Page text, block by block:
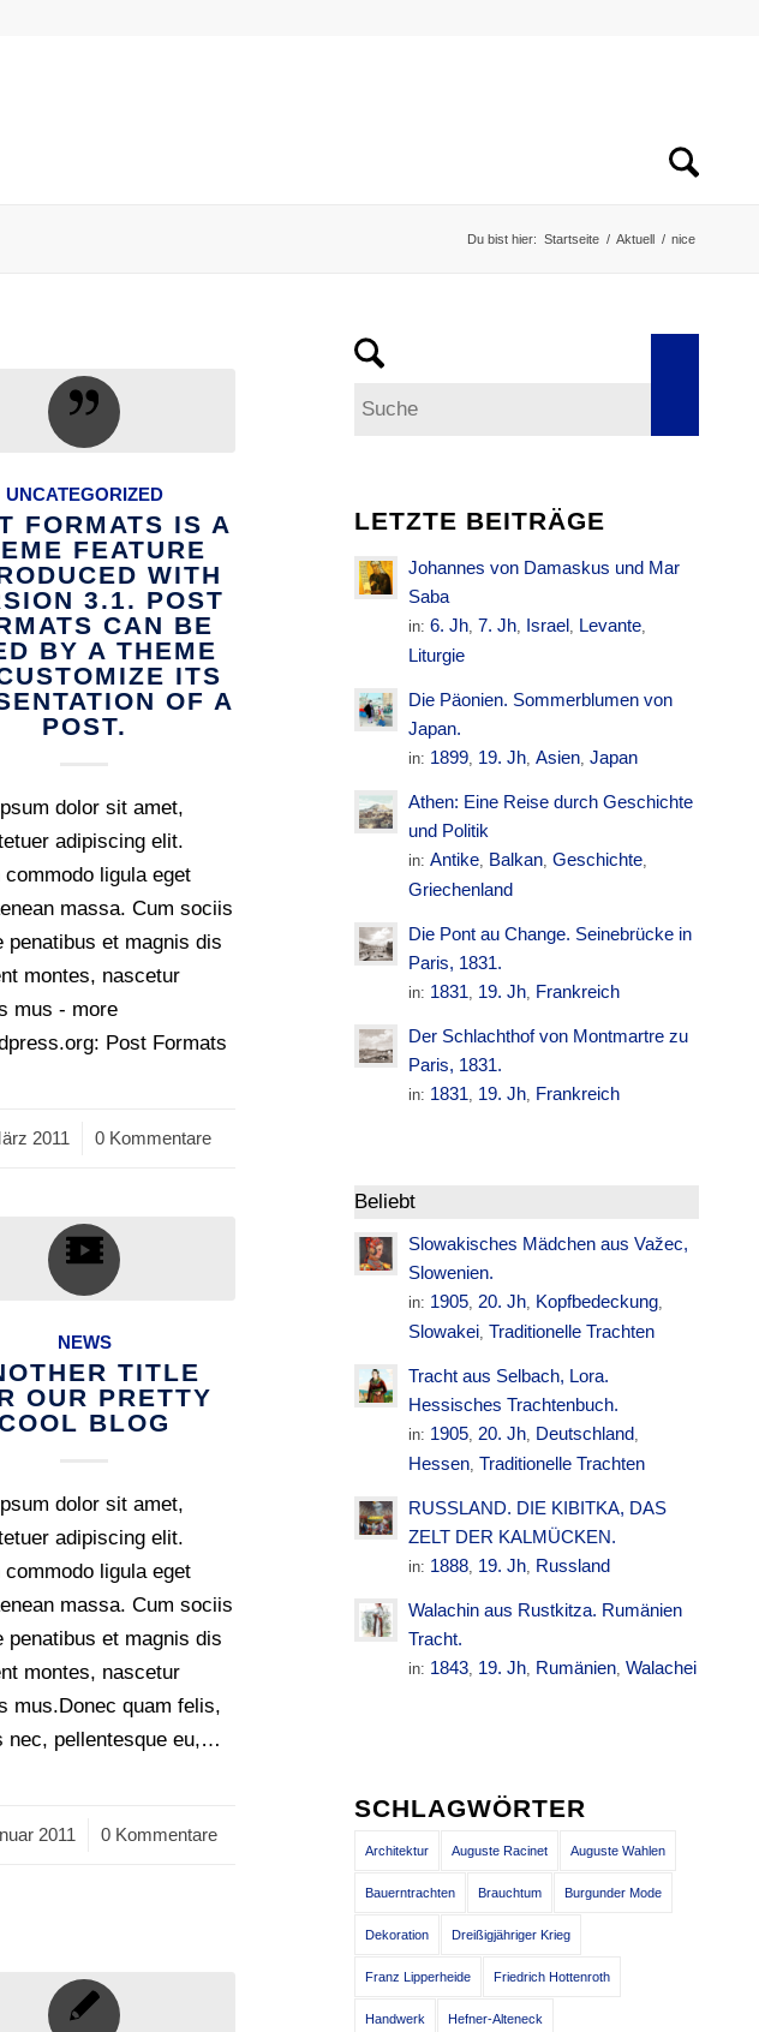
Du bist hier: Startseite / Aktuell / nice
UNCATEGORIZED
FORMATS IS A
FEATURE
WITH
3.1. POST
CAN BE
BY A THEME
ITS
OF A
POST.
dolor sit amet,
adipiscing elit.
commodo ligula eget
massa. Cum sociis
penatibus et magnis dis
montes, nascetur
mus - more
Post Formats
2011
/ 0 Kommentare
NEWS
TITLE
OUR PRETTY
BLOG
dolor sit amet,
adipiscing elit.
commodo ligula eget
massa. Cum sociis
penatibus et magnis dis
montes, nascetur
mus.Donec quam felis,
nec, pellentesque eu,…
2011
/ 0 Kommentare
LETZTE BEITRÄGE
Johannes von Damaskus und Mar
Saba
in:6. Jh, 7. Jh, Israel, Levante,
Liturgie
Die Päonien. Sommerblumen von
Japan.
in: 1899, 19. Jh,Asien,Japan
Athen: Eine Reise durch Geschichte
und Politik
in:Antike, Balkan,Geschichte,
Griechenland
Die Pont au Change. Seinebrücke in
Paris, 1831.
in: 1831, 19. Jh, Frankreich
Der Schlachthof von Montmartre zu
Paris, 1831.
in: 1831, 19. Jh, Frankreich
Beliebt
Slowakisches Mädchen aus Važec,
Slowenien.
in: 1905,20. Jh, Kopfbedeckung,
Slowakei, Traditionelle Trachten
Tracht aus Selbach, Lora.
Hessisches Trachtenbuch.
in: 1905,20. Jh, Deutschland,
Hessen, Traditionelle Trachten
RUSSLAND. DIE KIBITKA, DAS
ZELT DER KALMÜCKEN.
in: 1888, 19. Jh, Russland
Walachin aus Rustkitza. Rumänien
Tracht.
in: 1843, 19. Jh, Rumänien,Walachei
SCHLAGWÖRTER
Architektur Auguste Racinet Auguste Wahlen
Bauerntrachten Brauchtum Burgunder Mode
Dekoration Dreißigjähriger Krieg
Franz Lipperheide Friedrich Hottenroth
Handwerk Hefner-Alteneck